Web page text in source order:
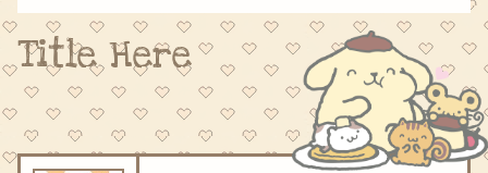
Title Here